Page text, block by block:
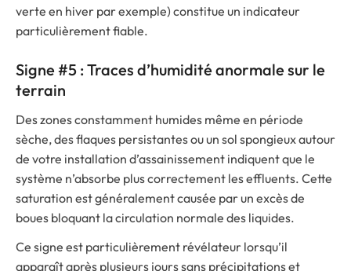
verte en hiver par exemple) constitue un indicateur
particulièrement fiable.
Signe #5 : Traces d’humidité anormale sur le
terrain
Des zones constamment humides même en période
sèche, des flaques persistantes ou un sol spongieux autour
de votre installation d’assainissement indiquent que le
système n’absorbe plus correctement les effluents. Cette
saturation est généralement causée par un excès de
boues bloquant la circulation normale des liquides.
Ce signe est particulièrement révélateur lorsqu’il
apparaît après plusieurs jours sans précipitations et